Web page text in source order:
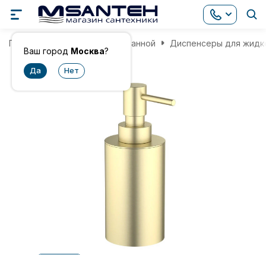
Ваш город Москва?
Главная Аксессуары для ванной Диспенсеры для